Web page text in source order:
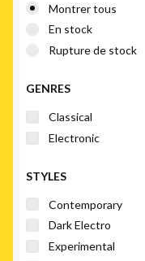
Montrer tous
En stock
Rupture de stock
GENRES
Classical
Electronic
STYLES
Contemporary
Dark Electro
Experimental